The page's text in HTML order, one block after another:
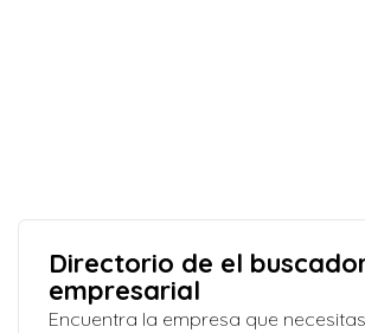
Directorio de el
empresarial
Encuentra la empresa que